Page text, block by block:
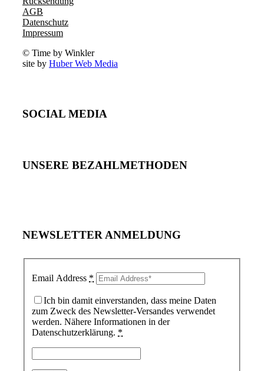
AGB
Datenschutz
Impressum
© Time by Winkler
site by Huber Web Media
SOCIAL MEDIA
UNSERE BEZAHLMETHODEN
NEWSLETTER ANMELDUNG
Email Address *
Ich bin damit einverstanden, dass meine Daten
zum Zweck des Newsletter-Versandes verwendet
werden. Nähere Informationen in der
Datenschutzerklärung. *